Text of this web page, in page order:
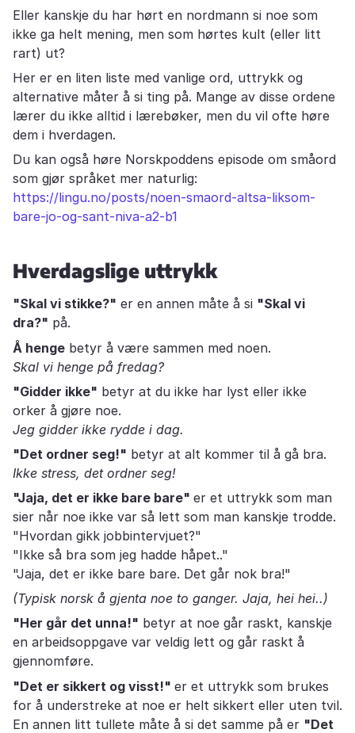
Eller kanskje du har hørt en nordmann si noe som
ikke ga helt mening, men som hørtes kult (eller litt
rart) ut?
Her er en liten liste med vanlige ord, uttrykk og
alternative måter å si ting på. Mange av disse ordene
lærer du ikke alltid i lærebøker, men du vil ofte høre
dem i hverdagen.
Du kan også høre Norskpoddens episode om småord
som gjør språket mer naturlig:
https://lingu.no/posts/noen-smaord-altsa-liksom-
bare-jo-og-sant-niva-a2-b1
Hverdagslige uttrykk
"Skal vi stikke?" er en annen måte å si "Skal vi
dra?" på.
Å henge betyr å være sammen med noen.
Skal vi henge på fredag?
"Gidder ikke" betyr at du ikke har lyst eller ikke
orker å gjøre noe.
Jeg gidder ikke rydde i dag.
"Det ordner seg!" betyr at alt kommer til å gå bra.
Ikke stress, det ordner seg!
"Jaja, det er ikke bare bare" er et uttrykk som man
sier når noe ikke var så lett som man kanskje trodde.
"Hvordan gikk jobbintervjuet?"
"Ikke så bra som jeg hadde håpet.."
"Jaja, det er ikke bare bare. Det går nok bra!"
(Typisk norsk å gjenta noe to ganger. Jaja, hei hei..)
"Her går det unna!" betyr at noe går raskt, kanskje
en arbeidsoppgave var veldig lett og går raskt å
gjennomføre.
"Det er sikkert og visst!" er et uttrykk som brukes
for å understreke at noe er helt sikkert eller uten tvil.
En annen litt tullete måte å si det samme på er "Det